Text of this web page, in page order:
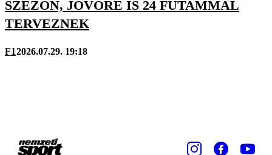
SZEZON, JÖVŐRE IS 24 FUTAMMAL
TERVEZNEK
F12026.07.29. 19:18